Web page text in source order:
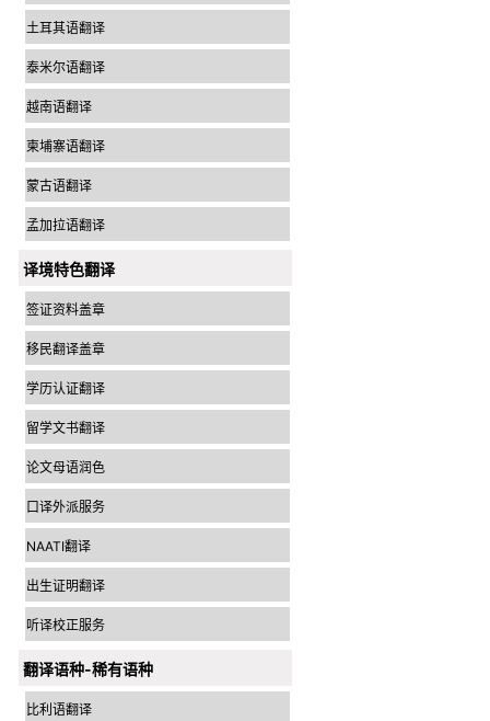
土耳其语翻译
泰米尔语翻译
越南语翻译
柬埔寨语翻译
蒙古语翻译
孟加拉语翻译
译境特色翻译
签证资料盖章
移民翻译盖章
学历认证翻译
留学文书翻译
论文母语润色
口译外派服务
NAATI翻译
出生证明翻译
听译校正服务
翻译语种-稀有语种
比利语翻译